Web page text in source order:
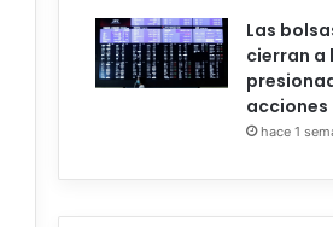
Las
cierran a
acciones
hace 1